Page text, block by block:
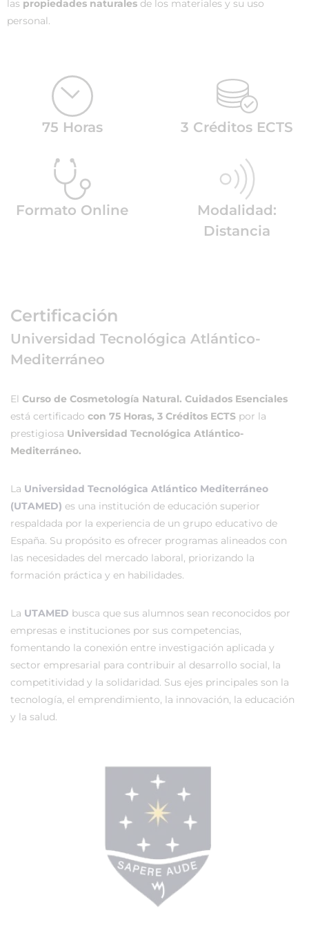
las propiedades naturales de los materiales y su uso
personal.
75 Horas 3 Créditos ECTS
Formato Online
Modalidad:
Distancia
Certificación
Universidad Tecnológica Atlántico-
Mediterráneo
El Curso de Cosmetología Natural. Cuidados Esenciales
está certificado con 75 Horas, 3 Créditos ECTS por la
prestigiosa Universidad Tecnológica Atlántico-
Mediterráneo.
La Universidad Tecnológica Atlántico Mediterráneo
(UTAMED) es una institución de educación superior
respaldada por la experiencia de un grupo educativo de
España. Su propósito es ofrecer programas alineados con
las necesidades del mercado laboral, priorizando la
formación práctica y en habilidades.
La UTAMED busca que sus alumnos sean reconocidos por
empresas e instituciones por sus competencias,
fomentando la conexión entre investigación aplicada y
sector empresarial para contribuir al desarrollo social, la
competitividad y la solidaridad. Sus ejes principales son la
tecnología, el emprendimiento, la innovación, la educación
y la salud.